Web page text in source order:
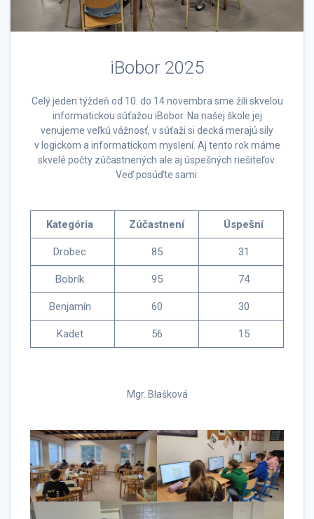
iBobor 2025
Celý jeden týždeň od 10. do 14.novembra sme žili skvelou
informatickou súťažou iBobor. Na našej škole jej
venujeme veľkú vážnosť, v súťaži si decká merajú sily
v logickom a informatickom myslení. Aj tento rok máme
skvelé počty zúčastnených ale aj úspešných riešiteľov.
Veď posúďte sami:
Kategória Zúčastnení Úspešní
Drobec 85 31
Bobrík 95 74
Benjamín 60 30
Kadet 56 15
Mgr. Blašková